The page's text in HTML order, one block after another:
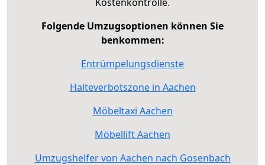
Folgende Umzugsoptionen können Sie
benkommen:
Entrümpelungsdienste
Halteverbotszone in Aachen
Möbeltaxi Aachen
Möbellift Aachen
Umzugshelfer von Aachen nach Gosenbach